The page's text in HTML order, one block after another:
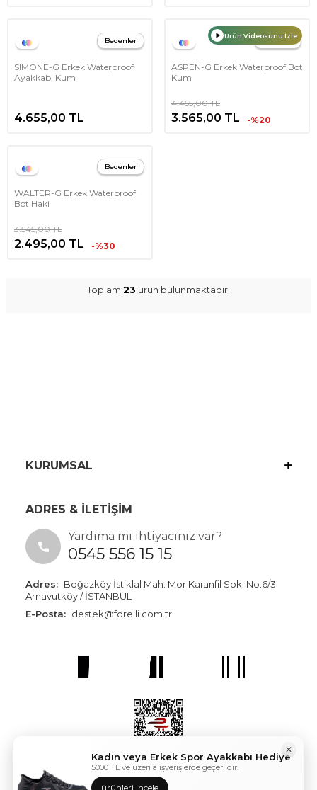
✕
Kadın veya Erkek Spor Ayakkabı Hediye
5000 TL ve üzeri alışverişlerde geçerlidir.
ürünleri incele
Bedenler
SIMONE-G Erkek Waterproof
Ayakkabı Kum
4.655,00 TL
Bedenler
Ürün Videosunu İzle
ASPEN-G Erkek Waterproof Bot
Kum
4.455,00TL
3.565,00 TL -%20
Bedenler
WALTER-G Erkek Waterproof
Bot Haki
3.545,00TL
2.495,00 TL -%30
Toplam 23 ürün bulunmaktadır.
KURUMSAL
ADRES & İLETİŞİM
Yardıma mı ihtiyacınız var?
0545 556 15 15
Adres: Boğazköy İstiklal Mah. Mor Karanfil Sok. No:6/3
Arnavutköy / İSTANBUL
E-Posta: destek@forelli.com.tr